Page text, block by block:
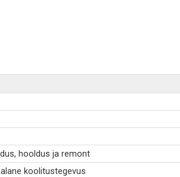
hooldus ja remont
koolitustegevus